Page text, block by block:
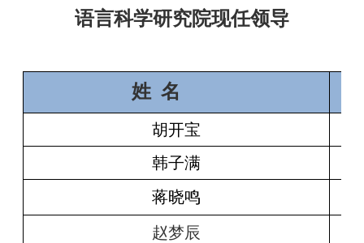
语言科学研究院现任领导
姓 名
胡开宝
韩子满
蒋晓鸣
赵梦辰